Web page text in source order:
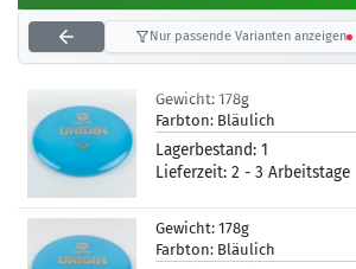
Nur passende Varianten anzeigen
Gewicht: 178g
Farbton: Bläulich
Lagerbestand: 1
Lieferzeit: 2 - 3 Arbeitstage
Gewicht: 178g
Farbton: Bläulich